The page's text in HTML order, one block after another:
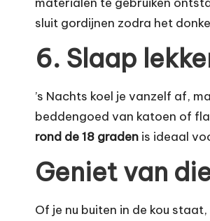
sluit gordijnen zodra het
6. Slaap
’s Nachts koel je vanzelf af,
beddengoed van katoen of
rond de 18 graden is ideaal
Geniet van
Of je nu buiten in de kou